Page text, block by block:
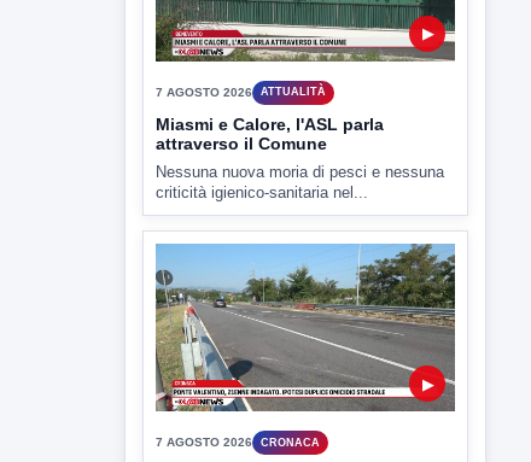
▶
7 AGOSTO 2026 ATTUALITÀ
Miasmi e Calore, l'ASL parla
attraverso il Comune
Nessuna nuova moria di pesci e nessuna
criticità igienico-sanitaria nel...
▶
7 AGOSTO 2026 CRONACA